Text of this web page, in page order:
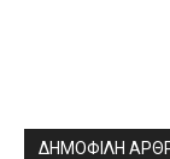
ΔΗΜΟΦΙΛΗ